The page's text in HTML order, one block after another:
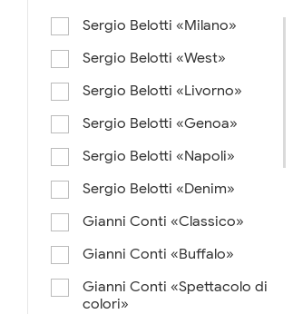
Sergio Belotti «Milano»
Sergio Belotti «West»
Sergio Belotti «Livorno»
Sergio Belotti «Genoa»
Sergio Belotti «Napoli»
Sergio Belotti «Denim»
Gianni Conti «Classico»
Gianni Conti «Buffalo»
Gianni Conti «Spettacolo di
colori»